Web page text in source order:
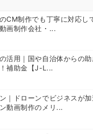
CM制作でも丁寧に対応し
画制作会社・...
活用｜国や自治体からの
補助金【J-L...
ン｜ドローンでビジネスが
動画制作のメリ...